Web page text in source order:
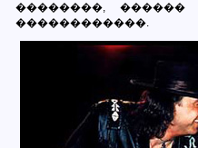
��������,
������������.